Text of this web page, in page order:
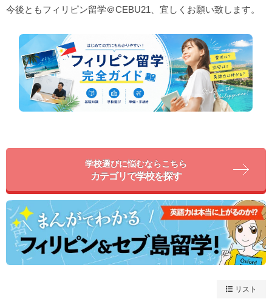
今後ともフィリピン留学＠CEBU21、宜しくお願い致します。
学校選びに悩むならこちら
カテゴリで学校を探す
リスト